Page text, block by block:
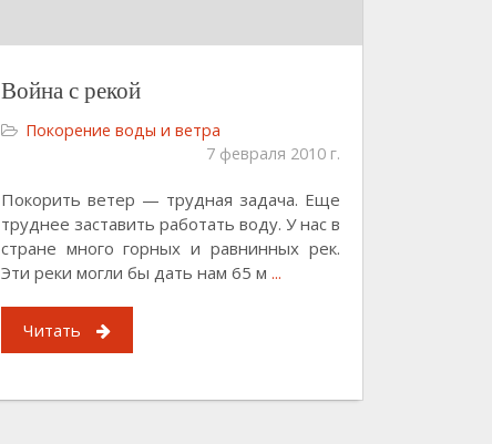
Война с рекой
Покорение воды и ветра
7 февраля 2010 г.
Покорить ветер — трудная задача. Еще
труднее заставить работать воду. У нас в
стране много горных и равнинных рек.
Эти реки могли бы дать нам 65 м ...
Читать